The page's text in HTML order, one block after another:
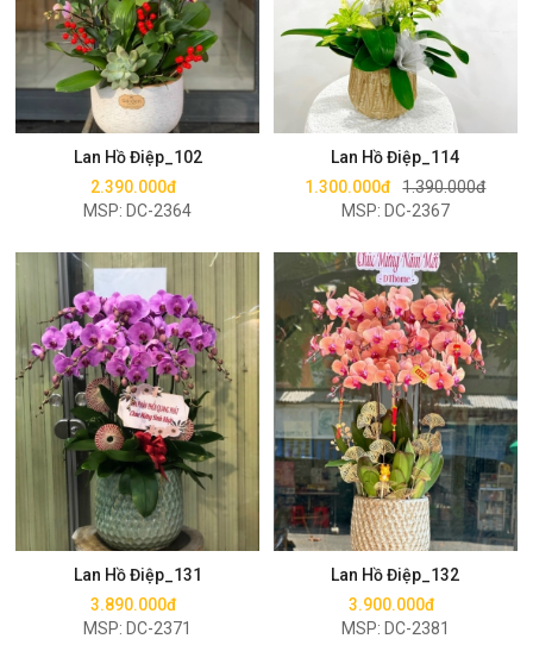
Lan Hồ Điệp_102
2.390.000đ
MSP: DC-2364
Mua ngay
Lan Hồ Điệp_114
1.300.000đ 1.390.000đ
MSP: DC-2367
Mua ngay
Lan Hồ Điệp_131
3.890.000đ
MSP: DC-2371
Mua ngay
Lan Hồ Điệp_132
3.900.000đ
MSP: DC-2381
Mua ngay